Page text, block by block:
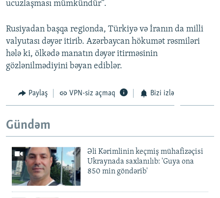
ucuzlaşması mümkündür”.
Rusiyadan başqa regionda, Türkiyə və İranın da milli
valyutası dəyər itirib. Azərbaycan hökumət rəsmiləri
hələ ki, ölkədə manatın dəyər itirməsinin
gözlənilmədiyini bəyan ediblər.
Paylaş VPN-siz açmaq Bizi izlə
Gündəm
Əli Kərimlinin keçmiş mühafizəçisi
Ukraynada saxlanılıb: 'Guya ona
850 min göndərib'